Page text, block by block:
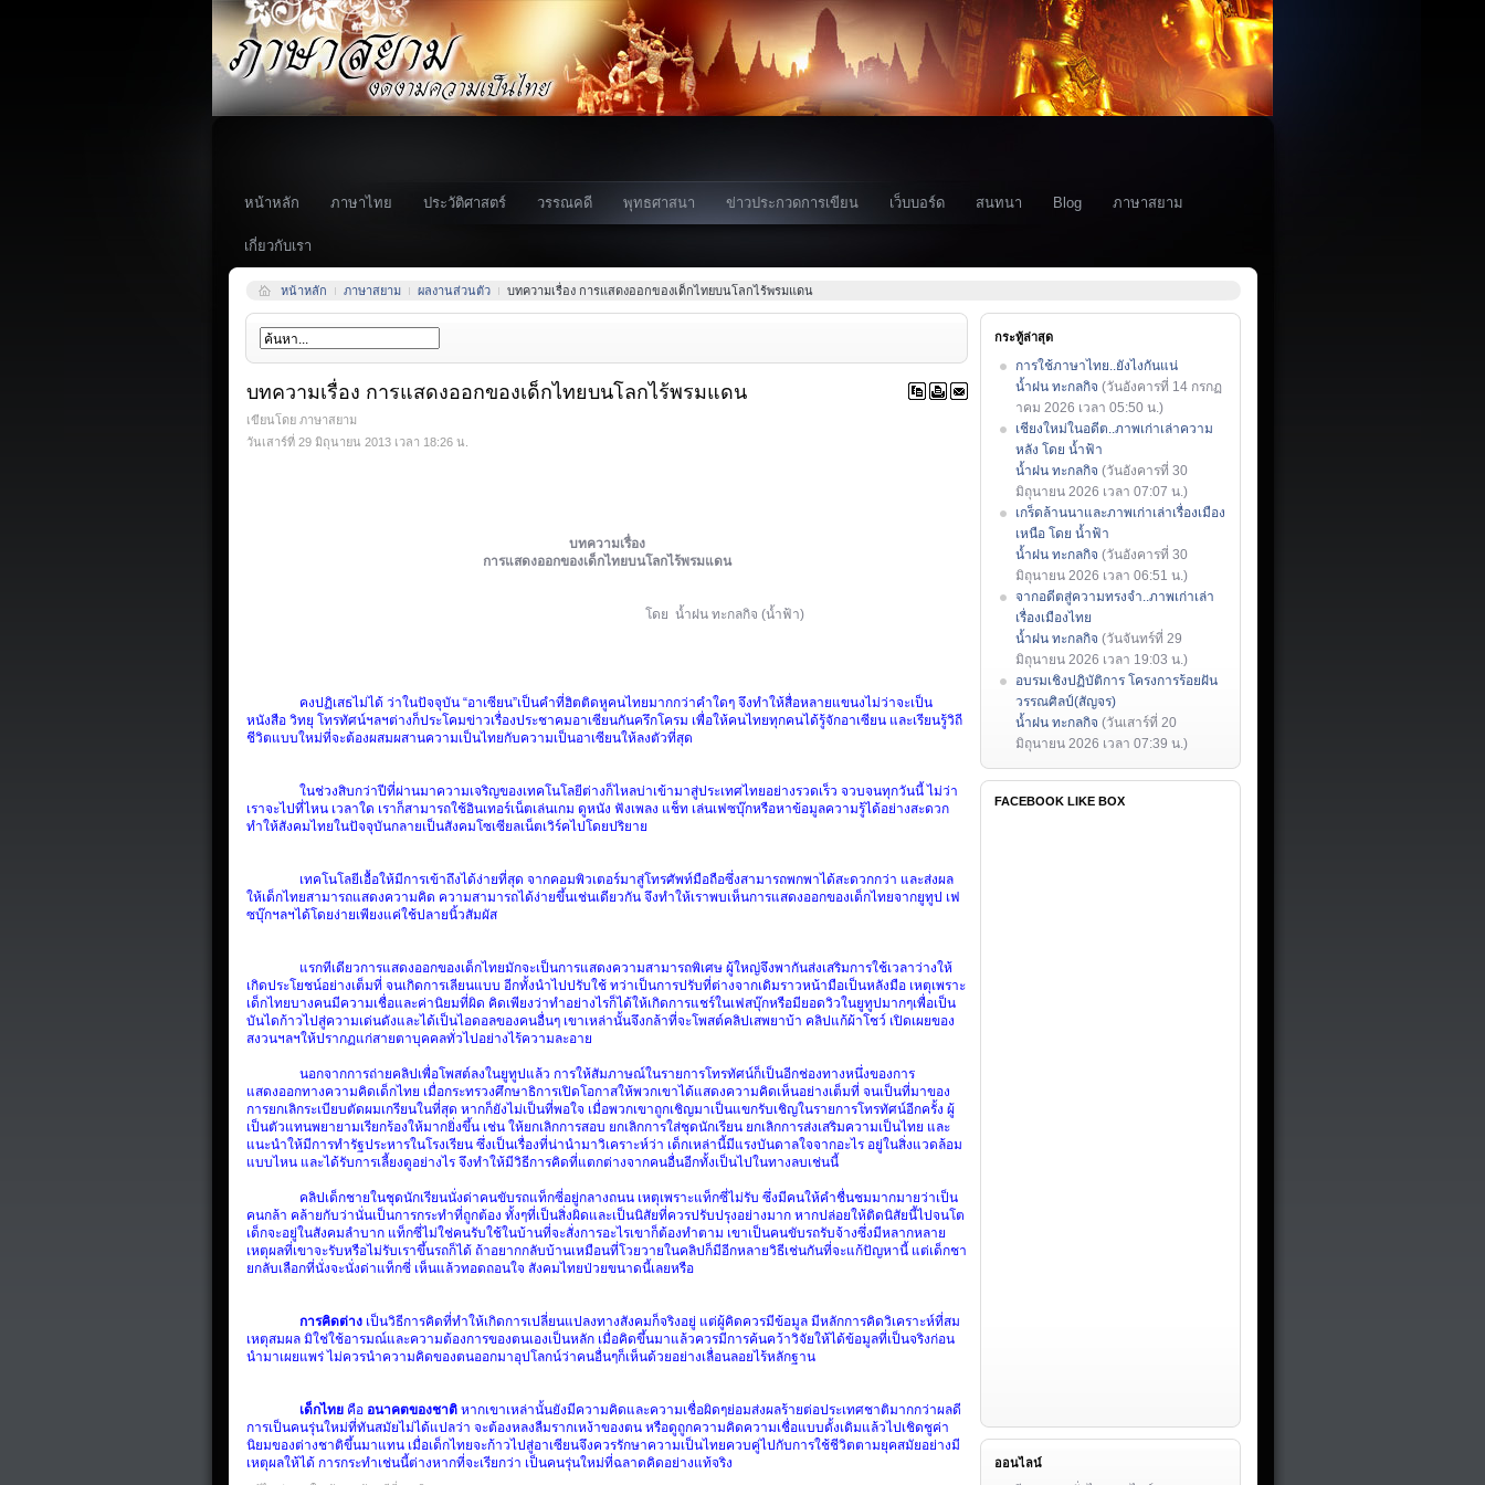
หน้าหลัก ภาษาไทย ประวัติศาสตร์ วรรณคดี พุทธศาสนา ข่าวประกวดการเขียน เว็บบอร์ด สนทนา Blog ภาษาสยาม
เกี่ยวกับเรา
หน้าหลัก ภาษาสยาม ผลงานส่วนตัว บทความเรื่อง การแสดงออกของเด็กไทยบนโลกไร้พรมแดน
บทความเรื่อง การแสดงออกของเด็กไทยบนโลกไร้พรมแดน
เขียนโดย ภาษาสยาม
วันเสาร์ที่ 29 มิถุนายน 2013 เวลา 18:26 น.
บทความเรื่อง
การแสดงออกของเด็กไทยบนโลกไร้พรมแดน
โดย น้ำฝน ทะกลกิจ (น้ำฟ้า)
คงปฏิเสธไม่ได้ ว่าในปัจจุบัน “อาเซียน”เป็นคำที่ฮิตติดหูคนไทยมากกว่าคำใดๆ จึงทำให้สื่อหลายแขนงไม่ว่าจะเป็น
หนังสือ วิทยุ โทรทัศน์ฯลฯต่างก็ประโคมข่าวเรื่องประชาคมอาเซียนกันครึกโครม เพื่อให้คนไทยทุกคนได้รู้จักอาเซียน และเรียนรู้วิถี
ชีวิตแบบใหม่ที่จะต้องผสมผสานความเป็นไทยกับความเป็นอาเซียนให้ลงตัวที่สุด
ในช่วงสิบกว่าปีที่ผ่านมาความเจริญของเทคโนโลยีต่างก็ไหลบ่าเข้ามาสู่ประเทศไทยอย่างรวดเร็ว จวบจนทุกวันนี้ ไม่ว่า
เราจะไปที่ไหน เวลาใด เราก็สามารถใช้อินเทอร์เน็ตเล่นเกม ดูหนัง ฟังเพลง แช็ท เล่นเฟซบุ๊กหรือหาข้อมูลความรู้ได้อย่างสะดวก
ทำให้สังคมไทยในปัจจุบันกลายเป็นสังคมโซเซียลเน็ตเวิร์คไปโดยปริยาย
เทคโนโลยีเอื้อให้มีการเข้าถึงได้ง่ายที่สุด จากคอมพิวเตอร์มาสู่โทรศัพท์มือถือซึ่งสามารถพกพาได้สะดวกกว่า และส่งผล
ให้เด็กไทยสามารถแสดงความคิด ความสามารถได้ง่ายขึ้นเช่นเดียวกัน จึงทำให้เราพบเห็นการแสดงออกของเด็กไทยจากยูทูป เฟ
ซบุ๊กฯลฯได้โดยง่ายเพียงแค่ใช้ปลายนิ้วสัมผัส
แรกทีเดียวการแสดงออกของเด็กไทยมักจะเป็นการแสดงความสามารถพิเศษ ผู้ใหญ่จึงพากันส่งเสริมการใช้เวลาว่างให้
เกิดประโยชน์อย่างเต็มที่ จนเกิดการเลียนแบบ อีกทั้งนำไปปรับใช้ ทว่าเป็นการปรับที่ต่างจากเดิมราวหน้ามือเป็นหลังมือ เหตุเพราะ
เด็กไทยบางคนมีความเชื่อและค่านิยมที่ผิด คิดเพียงว่าทำอย่างไรก็ได้ให้เกิดการแชร์ในเฟสบุ๊กหรือมียอดวิวในยูทูปมากๆเพื่อเป็น
บันไดก้าวไปสู่ความเด่นดังและได้เป็นไอดอลของคนอื่นๆ เขาเหล่านั้นจึงกล้าที่จะโพสต์คลิปเสพยาบ้า คลิปแก้ผ้าโชว์ เปิดเผยของ
สงวนฯลฯให้ปรากฏแก่สายตาบุคคลทั่วไปอย่างไร้ความละอาย
นอกจากการถ่ายคลิปเพื่อโพสต์ลงในยูทูปแล้ว การให้สัมภาษณ์ในรายการโทรทัศน์ก็เป็นอีกช่องทางหนึ่งของการ
แสดงออกทางความคิดเด็กไทย เมื่อกระทรวงศึกษาธิการเปิดโอกาสให้พวกเขาได้แสดงความคิดเห็นอย่างเต็มที่ จนเป็นที่มาของ
การยกเลิกระเบียบตัดผมเกรียนในที่สุด หากก็ยังไม่เป็นที่พอใจ เมื่อพวกเขาถูกเชิญมาเป็นแขกรับเชิญในรายการโทรทัศน์อีกครั้ง ผู้
เป็นตัวแทนพยายามเรียกร้องให้มากยิ่งขึ้น เช่น ให้ยกเลิกการสอบ ยกเลิกการใส่ชุดนักเรียน ยกเลิกการส่งเสริมความเป็นไทย และ
แนะนำให้มีการทำรัฐประหารในโรงเรียน ซึ่งเป็นเรื่องที่น่านำมาวิเคราะห์ว่า เด็กเหล่านี้มีแรงบันดาลใจจากอะไร อยู่ในสิ่งแวดล้อม
แบบไหน และได้รับการเลี้ยงดูอย่างไร จึงทำให้มีวิธีการคิดที่แตกต่างจากคนอื่นอีกทั้งเป็นไปในทางลบเช่นนี้
คลิปเด็กชายในชุดนักเรียนนั่งด่าคนขับรถแท็กซี่อยู่กลางถนน เหตุเพราะแท็กซี่ไม่รับ ซึ่งมีคนให้คำชื่นชมมากมายว่าเป็น
คนกล้า คล้ายกับว่านั่นเป็นการกระทำที่ถูกต้อง ทั้งๆที่เป็นสิ่งผิดและเป็นนิสัยที่ควรปรับปรุงอย่างมาก หากปล่อยให้ติดนิสัยนี้ไปจนโต
เด็กจะอยู่ในสังคมลำบาก แท็กซี่ไม่ใช่คนรับใช้ในบ้านที่จะสั่งการอะไรเขาก็ต้องทำตาม เขาเป็นคนขับรถรับจ้างซึ่งมีหลากหลาย
เหตุผลที่เขาจะรับหรือไม่รับเราขึ้นรถก็ได้ ถ้าอยากกลับบ้านเหมือนที่โวยวายในคลิปก็มีอีกหลายวิธีเช่นกันที่จะแก้ปัญหานี้ แต่เด็กชา
ยกลับเลือกที่นั่งจะนั่งด่าแท็กซี่ เห็นแล้วทอดถอนใจ สังคมไทยป่วยขนาดนี้เลยหรือ
การคิดต่าง เป็นวิธีการคิดที่ทำให้เกิดการเปลี่ยนแปลงทางสังคมก็จริงอยู่ แต่ผู้คิดควรมีข้อมูล มีหลักการคิดวิเคราะห์ที่สม
เหตุสมผล มิใช่ใช้อารมณ์และความต้องการของตนเองเป็นหลัก เมื่อคิดขึ้นมาแล้วควรมีการค้นคว้าวิจัยให้ได้ข้อมูลที่เป็นจริงก่อน
นำมาเผยแพร่ ไม่ควรนำความคิดของตนออกมาอุปโลกน์ว่าคนอื่นๆก็เห็นด้วยอย่างเลื่อนลอยไร้หลักฐาน
เด็กไทยคือ อนาคตของชาติ หากเขาเหล่านั้นยังมีความคิดและความเชื่อผิดๆย่อมส่งผลร้ายต่อประเทศชาติมากกว่าผลดี
การเป็นคนรุ่นใหม่ที่ทันสมัยไม่ได้แปลว่า จะต้องหลงลืมรากเหง้าของตน หรือดูถูกความคิดความเชื่อแบบดั้งเดิมแล้วไปเชิดชูค่า
นิยมของต่างชาติขึ้นมาแทน เมื่อเด็กไทยจะก้าวไปสู่อาเซียนจึงควรรักษาความเป็นไทยควบคู่ไปกับการใช้ชีวิตตามยุคสมัยอย่างมี
เหตุผลให้ได้ การกระทำเช่นนี้ต่างหากที่จะเรียกว่า เป็นคนรุ่นใหม่ที่ฉลาดคิดอย่างแท้จริง
กระทู้ล่าสุด
การใช้ภาษาไทย..ยังไงกันแน่
น้ำฝน ทะกลกิจ (วันอังคารที่ 14 กรกฏ
าคม 2026 เวลา 05:50 น.)
เชียงใหม่ในอดีต..ภาพเก่าเล่าความ
หลัง โดย น้ำฟ้า
น้ำฝน ทะกลกิจ (วันอังคารที่ 30
มิถุนายน 2026 เวลา 07:07 น.)
เกร็ดล้านนาและภาพเก่าเล่าเรื่องเมือง
เหนือ โดย น้ำฟ้า
น้ำฝน ทะกลกิจ (วันอังคารที่ 30
มิถุนายน 2026 เวลา 06:51 น.)
จากอดีตสู่ความทรงจำ..ภาพเก่าเล่า
เรื่องเมืองไทย
น้ำฝน ทะกลกิจ (วันจันทร์ที่ 29
มิถุนายน 2026 เวลา 19:03 น.)
อบรมเชิงปฏิบัติการ โครงการร้อยฝัน
วรรณศิลป์(สัญจร)
น้ำฝน ทะกลกิจ (วันเสาร์ที่ 20
มิถุนายน 2026 เวลา 07:39 น.)
FACEBOOK LIKE BOX
ออนไลน์